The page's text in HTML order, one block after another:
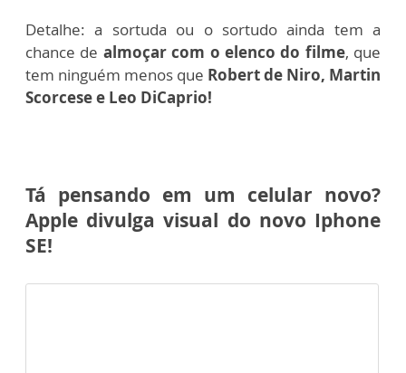
Detalhe: a sortuda ou o sortudo ainda tem a
chance de almoçar com o elenco do filme, que
tem ninguém menos que Robert de Niro, Martin
Scorcese e Leo DiCaprio!
Tá pensando em um celular novo?
Apple divulga visual do novo Iphone
SE!